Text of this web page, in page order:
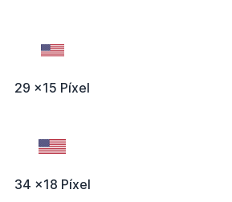
29 x15 Píxel
34 x18 Píxel